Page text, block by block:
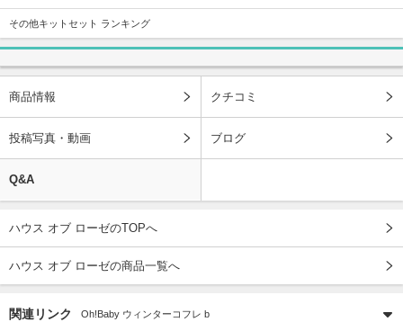
その他キットセット ランキング
商品情報 クチコミ
投稿写真・動画 ブログ
Q&A
ハウス オブ ローゼのTOPへ
ハウス オブ ローゼの商品一覧へ
関連リンク Oh!Baby ウィンターコフレ b